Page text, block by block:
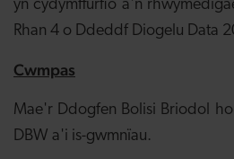
yn cydymffurfio â'n
Rhan 4 o Ddeddf Diogelu Data
Cwmpas
Mae'r Ddogfen Bolisi Briodol
DBW a'i is-gwmnïau.